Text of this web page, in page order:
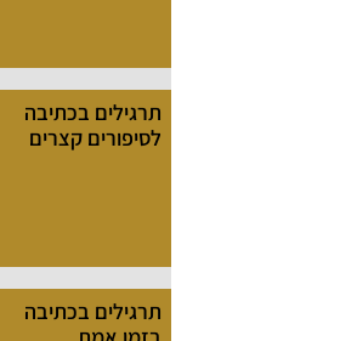
תרגילים בכתיבה
לסיפורים קצרים
תרגילים בכתיבה